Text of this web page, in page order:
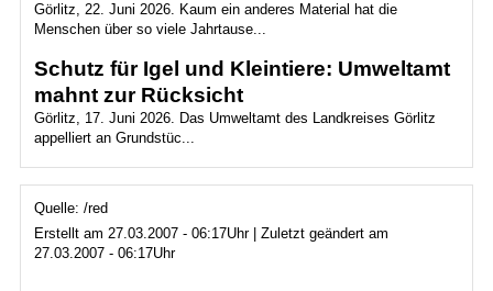
Görlitz, 22. Juni 2026. Kaum ein anderes Material hat die
Menschen über so viele Jahrtause...
Schutz für Igel und Kleintiere: Umweltamt
mahnt zur Rücksicht
Görlitz, 17. Juni 2026. Das Umweltamt des Landkreises Görlitz
appelliert an Grundstüc...
Quelle: /red
Erstellt am 27.03.2007 - 06:17Uhr | Zuletzt geändert am
27.03.2007 - 06:17Uhr